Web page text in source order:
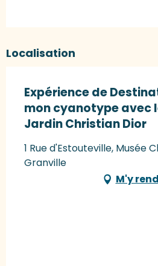
Localisation
Expérience de
mon cyanotype avec
Jardin Christian Dior
1 Rue d'Estouteville, Musée
Granville
M'y